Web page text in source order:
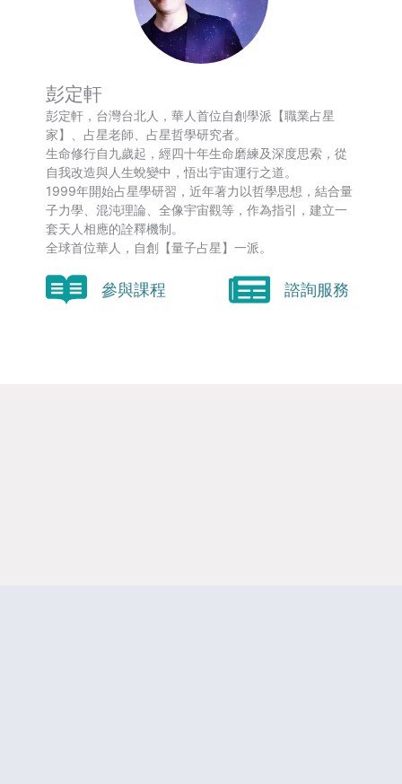
彭定軒
彭定軒，台灣台北人，華人首位自創學派【職業占星
家】、占星老師、占星哲學研究者。
生命修行自九歲起，經四十年生命磨練及深度思索，從
自我改造與人生蛻變中，悟出宇宙運行之道。
1999年開始占星學研習，近年著力以哲學思想，結合量
子力學、混沌理論、全像宇宙觀等，作為指引，建立一
套天人相應的詮釋機制。
全球首位華人，自創【量子占星】一派。
參與課程 諮詢服務